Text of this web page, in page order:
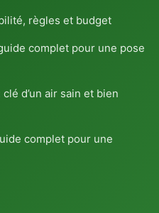
règles et budget
complet pour une pose
d’un air sain et bien
complet pour une